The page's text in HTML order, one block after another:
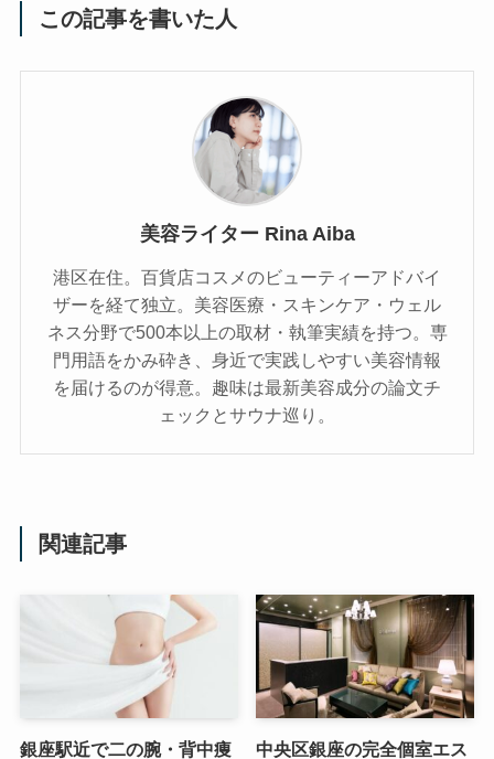
この記事を書いた人
美容ライター Rina Aiba
港区在住。百貨店コスメのビューティーアドバイ
ザーを経て独立。美容医療・スキンケア・ウェル
ネス分野で500本以上の取材・執筆実績を持つ。専
門用語をかみ砕き、⾝近で実践しやすい美容情報
を届けるのが得意。趣味は最新美容成分の論文チ
ェックとサウナ巡り。
関連記事
銀座駅近で二の腕・背中痩
中央区銀座の完全個室エス